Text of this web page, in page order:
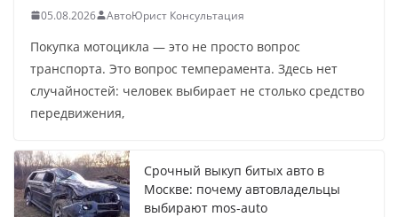
05.08.2026 АвтоЮрист Консультация
Покупка мотоцикла — это не просто вопрос
транспорта. Это вопрос темперамента. Здесь нет
случайностей: человек выбирает не столько средство
передвижения,
Срочный выкуп битых авто в
Москве: почему автовладельцы
выбирают mos-auto